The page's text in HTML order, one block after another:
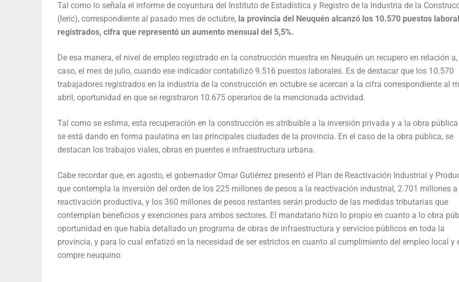
Tal como lo señala el informe de coyuntura del Instituto de Estadística y Registro de la Industria de la
(Ieric), correspondiente al pasado mes de octubre, la provincia del Neuquén alcanzó los 10.570 puestos
registrados, cifra que representó un aumento mensual del 5,5%.
De esa manera, el nivel de empleo registrado en la construcción muestra en Neuquén un recupero en relación
caso, el mes de julio, cuando ese indicador contabilizó 9.516 puestos laborales. Es de destacar que los 10.570
trabajadores registrados en la industria de la construcción en octubre se acercan a la cifra correspondiente al
abril, oportunidad en que se registraron 10.675 operarios de la mencionada actividad.
Tal como se estima, esta recuperación en la construcción es atribuible a la inversión privada y a la obra
se está dando en forma paulatina en las principales ciudades de la provincia. En el caso de la obra pública, se
destacan los trabajos viales, obras en puentes e infraestructura urbana.
Cabe recordar que, en agosto, el gobernador Omar Gutiérrez presentó el Plan de Reactivación Industrial y
que contempla la inversión del orden de los 225 millones de pesos a la reactivación industrial, 2.701 millones
reactivación productiva, y los 360 millones de pesos restantes serán producto de las medidas tributarias que
contemplan beneficios y exenciones para ambos sectores. El mandatario hizo lo propio en cuanto a lo obra
oportunidad en que había detallado un programa de obras de infraestructura y servicios públicos en toda la
provincia, y para lo cual enfatizó en la necesidad de ser estrictos en cuanto al cumplimiento del empleo local y
compre neuquino.